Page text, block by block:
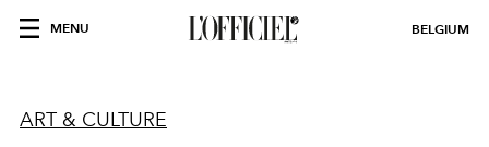
MENU BELGIUM
ART & CULTURE